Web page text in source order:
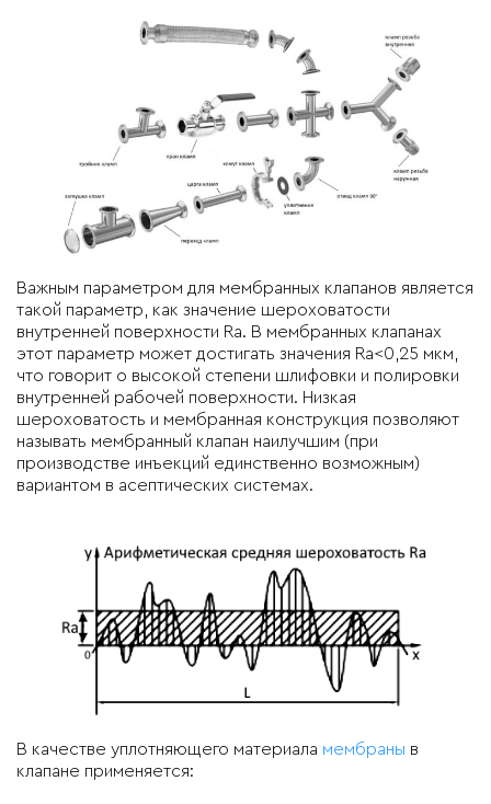
Важным параметром для мембранных клапанов является
такой параметр, как значение шероховатости
внутренней поверхности Ra. В мембранных клапанах
этот параметр может достигать значения Ra<0,25 мкм,
что говорит о высокой степени шлифовки и полировки
внутренней рабочей поверхности. Низкая
шероховатость и мембранная конструкция позволяют
называть мембранный клапан наилучшим (при
производстве инъекций единственно возможным)
вариантом в асептических системах.
В качестве уплотняющего материала мембраны в
клапане применяется: